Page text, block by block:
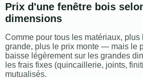
Prix d'une fenêtre bois
dimensions
Comme pour tous les matériaux, plus
grande, plus le prix monte — mais le
baisse légèrement sur les grandes
les frais fixes (quincaillerie, joints,
mutualisés.